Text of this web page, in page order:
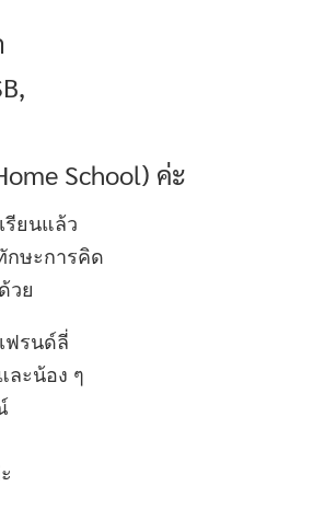
School) ค่ะ
รียนแล้ว
กษะการคิด
วย
ฟรนด์ลี่
ะน้อง ๆ